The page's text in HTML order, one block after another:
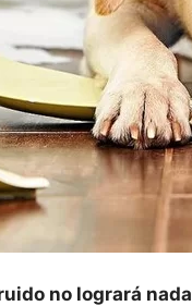
no logrará nada